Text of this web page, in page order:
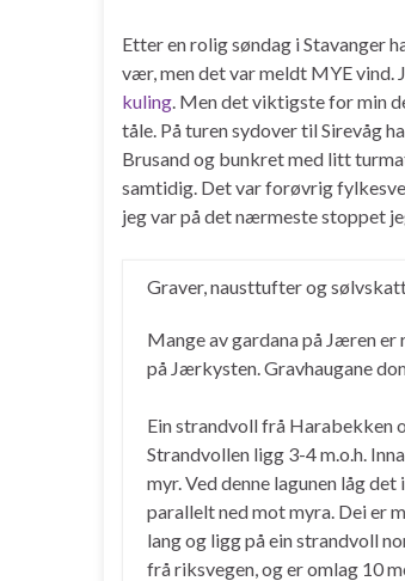
Etter en rolig søndag i Stavanger
vær, men det var meldt MYE vind.
kuling. Men det viktigste for min
tåle. På turen sydover til Sirevåg
Brusand og bunkret med litt
samtidig. Det var forøvrig
jeg var på det nærmeste stoppet
Graver, nausttufter og
Mange av gardana på Jæren
på Jærkysten. Gravhaugane
Ein strandvoll frå Harabekken
Strandvollen ligg 3-4 m.o.h.
myr. Ved denne lagunen låg
parallelt ned mot myra. Dei er
lang og ligg på ein strandvoll
frå riksvegen, og er omlag 10